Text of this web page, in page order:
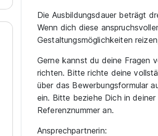
Die Ausbildungsdauer beträgt
Wenn dich diese
Gestaltungsmöglichkeiten
Gerne kannst du deine Fragen
richten. Bitte richte deine
über das Bewerbungsformular
ein. Bitte beziehe Dich in
Referenznummer an.
Ansprechpartnerin: